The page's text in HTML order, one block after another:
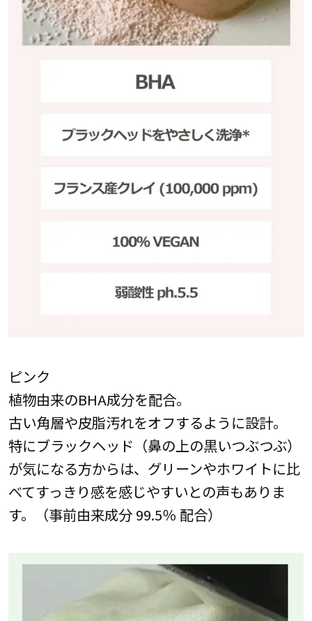
ピンク
植物由来のBHA成分を配合。
古い角層や皮脂汚れをオフするように設計。
特にブラックヘッド（鼻の上の黒いつぶつぶ）
が気になる方からは、グリーンやホワイトに比
べてすっきり感を感じやすいとの声もありま
す。（事前由来成分 99.5％ 配合）